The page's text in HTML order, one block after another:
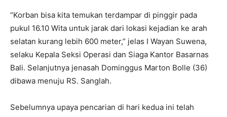
“Korban bisa kita temukan terdampar di pinggir pada
pukul 16.10 Wita untuk jarak dari lokasi kejadian ke arah
selatan kurang lebih 600 meter,” jelas I Wayan Suwena,
selaku Kepala Seksi Operasi dan Siaga Kantor Basarnas
Bali. Selanjutnya jenasah Dominggus Marton Bolle (36)
dibawa menuju RS. Sanglah.
Sebelumnya upaya pencarian di hari kedua ini telah